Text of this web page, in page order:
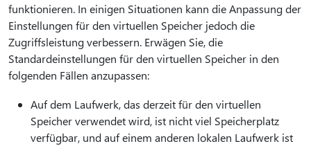
funktionieren. In einigen Situationen kann die Anpassung der
Einstellungen für den virtuellen Speicher jedoch die
Zugriffsleistung verbessern. Erwägen Sie, die
Standardeinstellungen für den virtuellen Speicher in den
folgenden Fällen anzupassen:
Auf dem Laufwerk, das derzeit für den virtuellen
Speicher verwendet wird, ist nicht viel Speicherplatz
verfügbar, und auf einem anderen lokalen Laufwerk ist